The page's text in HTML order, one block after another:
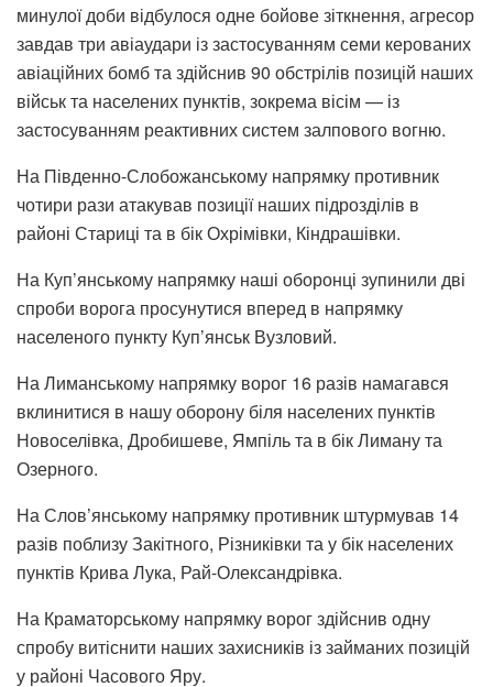
минулої доби відбулося одне бойове зіткнення, агресор
завдав три авіаудари із застосуванням семи керованих
авіаційних бомб та здійснив 90 обстрілів позицій наших
військ та населених пунктів, зокрема вісім — із
застосуванням реактивних систем залпового вогню.
На Південно-Слобожанському напрямку противник
чотири рази атакував позиції наших підрозділів в
районі Стариці та в бік Охрімівки, Кіндрашівки.
На Куп’янському напрямку наші оборонці зупинили дві
спроби ворога просунутися вперед в напрямку
населеного пункту Куп’янськ Вузловий.
На Лиманському напрямку ворог 16 разів намагався
вклинитися в нашу оборону біля населених пунктів
Новоселівка, Дробишеве, Ямпіль та в бік Лиману та
Озерного.
На Слов’янському напрямку противник штурмував 14
разів поблизу Закітного, Різниківки та у бік населених
пунктів Крива Лука, Рай-Олександрівка.
На Краматорському напрямку ворог здійснив одну
спробу витіснити наших захисників із займаних позицій
у районі Часового Яру.